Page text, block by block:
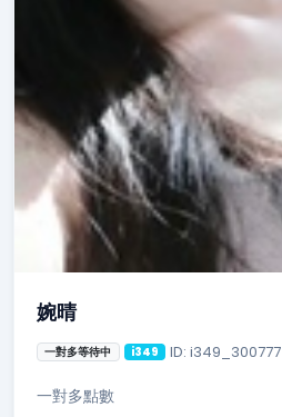
婉晴
一對多等待中 i349 ID: i349_300777
一對多點數